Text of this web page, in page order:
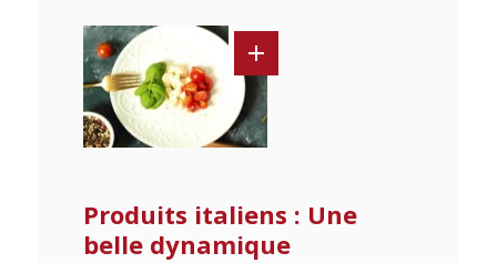
Produits italiens : Une
belle dynamique